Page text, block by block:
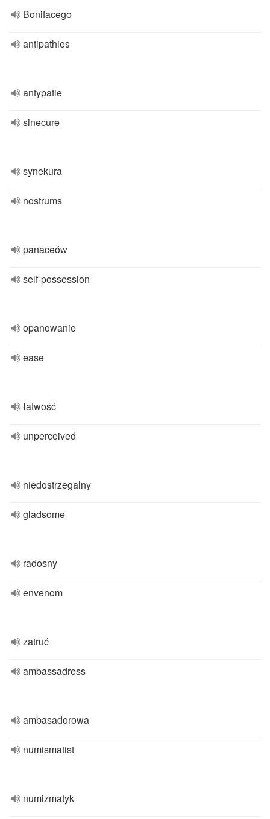
Bonifacego
antipathies
antypatie
sinecure
synekura
nostrums
panaceów
self-possession
opanowanie
ease
łatwość
unperceived
niedostrzegalny
gladsome
radosny
envenom
zatruć
ambassadress
ambasadorowa
numismatist
numizmatyk